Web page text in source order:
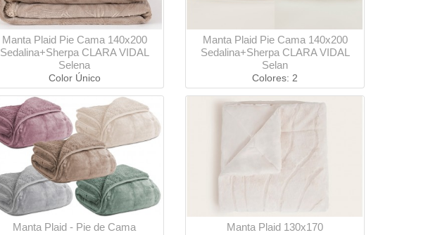
Manta Plaid Pie Cama 140x200
Sedalina+Sherpa CLARA VIDAL
Selena
Color Único
Manta Plaid Pie Cama 140x200
Sedalina+Sherpa CLARA VIDAL
Selan
Colores: 2
Manta Plaid - Pie de Cama
Manta Plaid 130x170